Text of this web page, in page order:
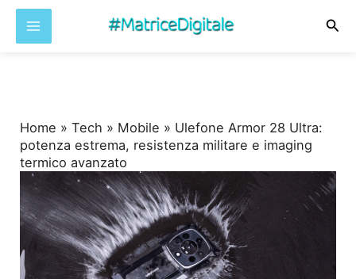
Home »Tech » Mobile » Ulefone Armor 28 Ultra:
potenza estrema, resistenza militare e imaging
termico avanzato